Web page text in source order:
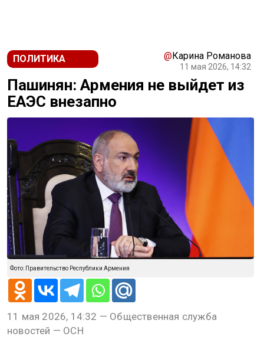
ПОЛИТИКА @Карина Романова
11 мая 2026, 14:32
Пашинян: Армения не выйдет из
ЕАЭС внезапно
Фото: Правительство Республики Армения
11 мая 2026, 14:32 — Общественная служба
новостей — ОСН